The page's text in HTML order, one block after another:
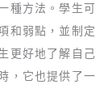
種方法。學生可
和弱點，並制定
更好地了解自己
，它也提供了一